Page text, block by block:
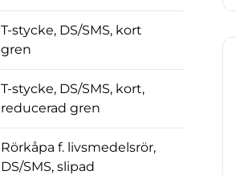
T-stycke, DS/SMS, kort
gren
T-stycke, DS/SMS, kort,
reducerad gren
Rörkåpa f. livsmedelsrör,
DS/SMS, slipad